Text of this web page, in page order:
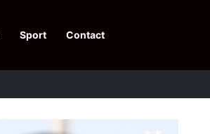
Sport Contact